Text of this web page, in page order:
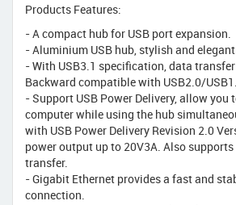
Products Features:
- A compact hub for USB port expansion.
- Aluminium USB hub, stylish and
- With USB3.1 specification, data
Backward compatible with USB2.0/
- Support USB Power Delivery, allow you
computer while using the hub
with USB Power Delivery Revision 2.0
power output up to 20V3A. Also supports
transfer.
- Gigabit Ethernet provides a fast and
connection.